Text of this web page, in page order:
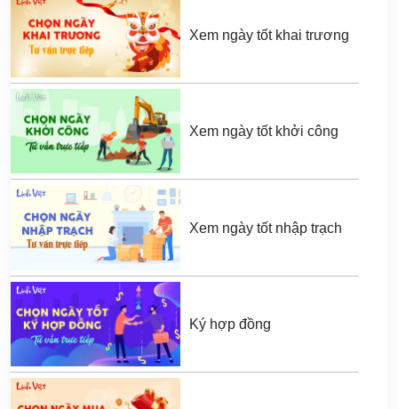
Xem ngày tốt khai trương
Xem ngày tốt khởi công
Xem ngày tốt nhập trạch
Ký hợp đồng